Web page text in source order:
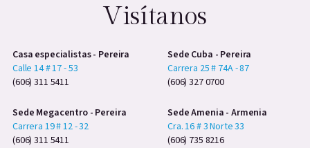
Visítanos
Casa especialistas - Pereira
Calle 14 # 17 - 53
(606) 311 5411
Sede Cuba - Pereira
Carrera 25 # 74A - 87
(606) 327 0700
Sede Megacentro - Pereira
Carrera 19 # 12 - 32
(606) 311 5411
Sede Amenia - Armenia
Cra. 16 # 3 Norte 33
(606) 735 8216